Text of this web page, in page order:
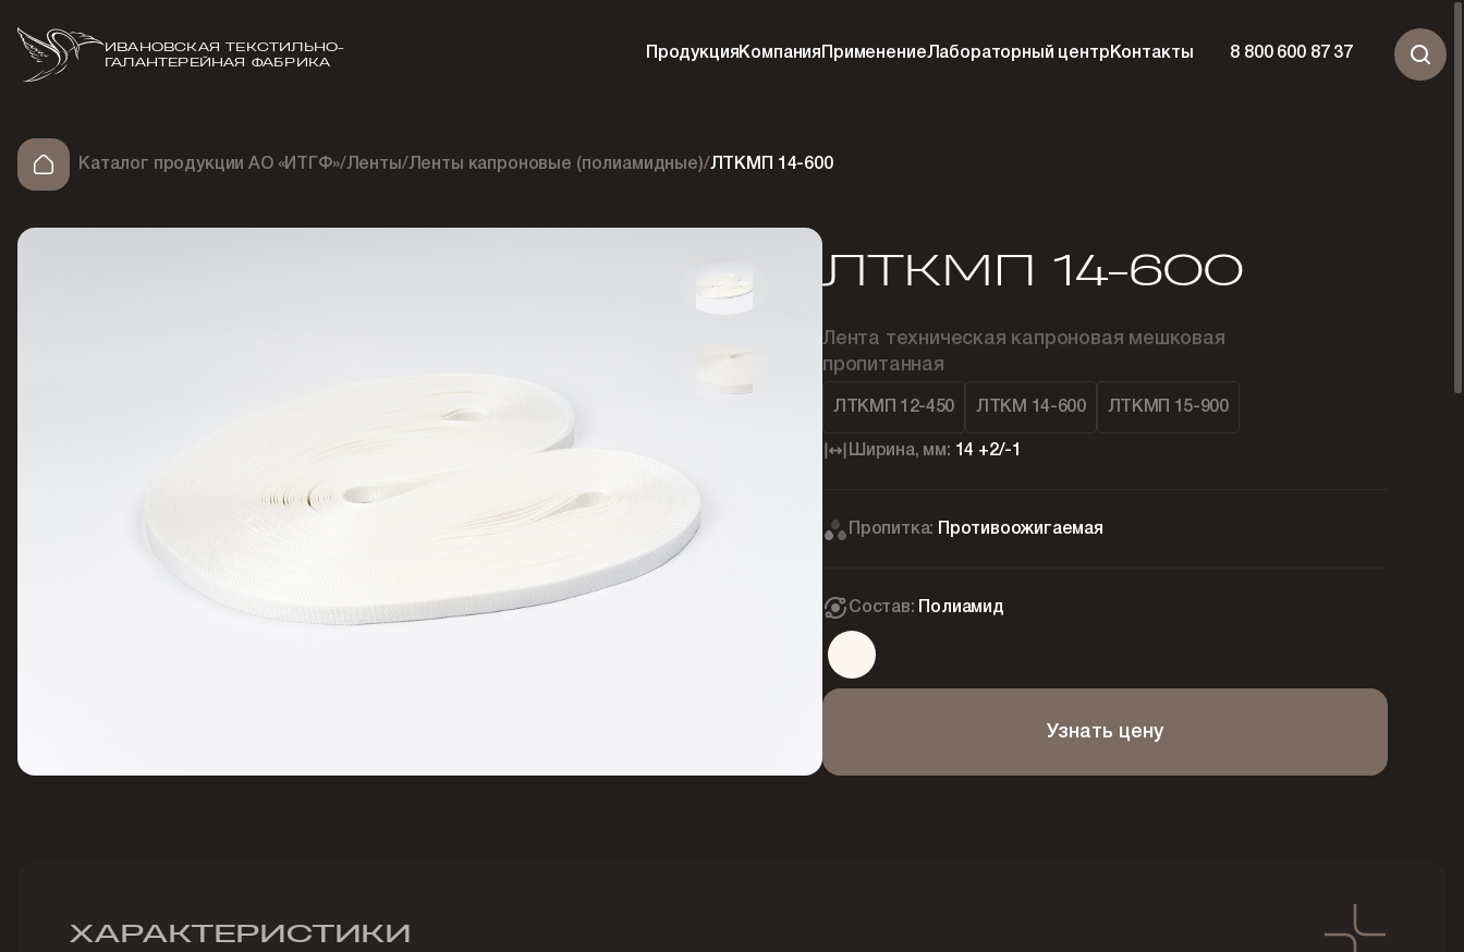
ИВАНОВСКАЯ ТЕКСТИЛЬНО-
ГАЛАНТЕРЕЙНАЯ ФАБРИКА
Продукция Компания ПрименениеЛабораторный центр Контакты 8 800 600 87 37
Каталог продукции АО «ИТГФ»/Ленты /Ленты капроновые (полиамидные)/ЛТКМП 14-600
ЛТКМП 14-600
Лента техническая капроновая мешковая
пропитанная
ЛТКМП 12-450 ЛТКМ 14-600 ЛТКМП 15-900
Ширина, мм: 14 +2/-1
Пропитка: Противоожигаемая
Состав: Полиамид
Узнать цену
ХАРАКТЕРИСТИКИ